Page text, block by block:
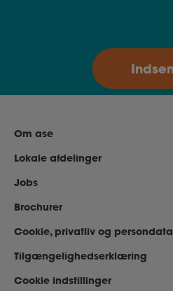
Om ase
Lokale afdelinger
Jobs
Brochurer
Cookie, privatliv og persondata
Tilgængelighedserklæring
Cookie indstillinger